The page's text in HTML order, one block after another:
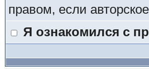
правом, если
Я ознакомился с